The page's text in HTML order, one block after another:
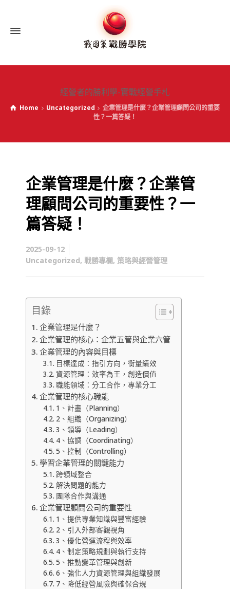
經營者的勝利學-實戰經營手札
Home Uncategorized
企業管理是什麼？企業管理顧問公司的重要
性？一篇答疑！
企業管理是什麼？企業管
理顧問公司的重要性？一
篇答疑！
2025-09-12
Uncategorized, 戰勝專欄, 策略與經營管理
目錄
企業管理是什麼？
企業管理的核心：企業五管與企業六管
企業管理的內容與目標
目標達成：指引方向，衡量績效
資源管理：效率為王，創造價值
職能領域：分工合作，專業分工
企業管理的核心職能
1、計畫（Planning）
2、組織（Organizing）
3、領導（Leading）
4、協調（Coordinating）
5、控制（Controlling）
學習企業管理的關鍵能力
跨領域整合
解決問題的能力
團隊合作與溝通
企業管理顧問公司的重要性
1、提供專業知識與豐富經驗
2、引入外部客觀視角
3、優化營運流程與效率
4、制定策略規劃與執行支持
5、推動變革管理與創新
6、強化人力資源管理與組織發展
7、降低經營風險與確保合規